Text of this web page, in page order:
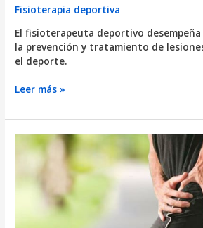
Fisioterapia deportiva
El fisioterapeuta deportivo
la prevención y tratamiento de
el deporte.
¿Qué
un
fisioterapeuta
deportivo?
Requerimientos
Funciones
Leer más »